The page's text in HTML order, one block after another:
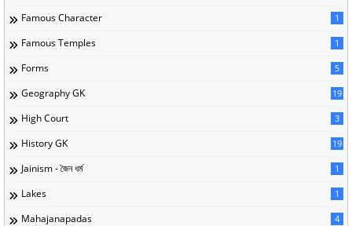
Famous Character 1
Famous Temples 1
Forms 5
Geography GK 19
High Court 3
History GK 19
Jainism - জৈন ধর্ম 1
Lakes 1
Mahajanapadas 4